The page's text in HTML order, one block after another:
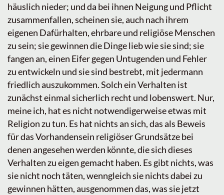
häuslich nieder; und da bei ihnen Neigung und Pflicht
zusammenfallen, scheinen sie, auch nach ihrem
eigenen Dafürhalten, ehrbare und religiöse Menschen
zu sein; sie gewinnen die Dinge lieb wie sie sind; sie
fangen an, einen Eifer gegen Untugenden und Fehler
zu entwickeln und sie sind bestrebt, mit jedermann
friedlich auszukommen. Solch ein Verhalten ist
zunächst einmal sicherlich recht und lobenswert. Nur,
meine ich, hat es nicht notwendigerweise etwas mit
Religion zu tun. Es hat nichts an sich, das als Beweis
für das Vorhandensein religiöser Grundsätze bei
denen angesehen werden könnte, die sich dieses
Verhalten zu eigen gemacht haben. Es gibt nichts, was
sie nicht noch täten, wenngleich sie nichts dabei zu
gewinnen hätten, ausgenommen das, was sie jetzt